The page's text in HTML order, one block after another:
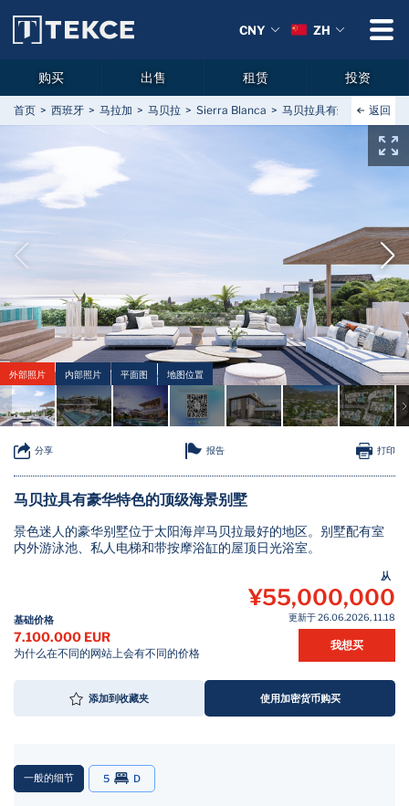
首页 西班牙 马拉加 马贝拉 Sierra Blanca 马贝拉具有豪华特色的顶
返回
外部照片 内部照片 平面图 地图位置
分享 报告 打印
马贝拉具有豪华特色的顶级海景别墅
景色迷人的豪华别墅位于太阳海岸马贝拉最好的地区。别墅配有室
内外游泳池、私人电梯和带按摩浴缸的屋顶日光浴室。
基础价格
7.100.000 EUR
为什么在不同的网站上会有不同的价格
从
¥55,000,000
更新于 26.06.2026, 11.18
我想买
添加到收藏夹 使用加密货币购买
一般的细节 5 D
CNY ZH
购买 出售 租赁 投资